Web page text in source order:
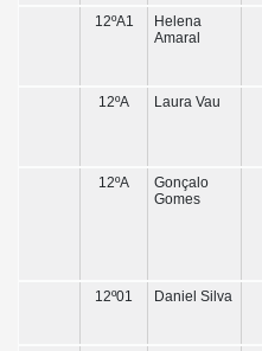
12ºA1
Helena
Amaral
12ºA Laura Vau
12ºA
Gonçalo
Gomes
12º01 Daniel Silva